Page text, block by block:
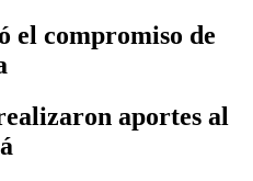
el compromiso de
aportes al